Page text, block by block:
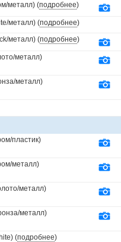
металл) (подробнее)
металл) (подробнее)
металл) (подробнее)
металл)
металл)
пластик)
металл)
металл)
металл)
(подробнее)